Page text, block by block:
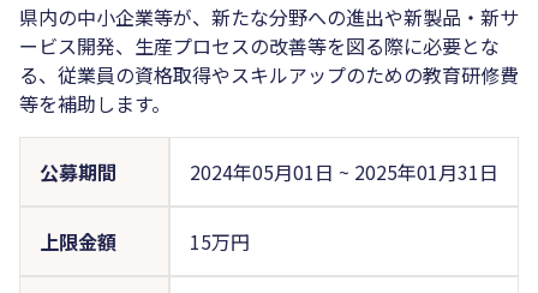
県内の中小企業等が、新たな分野への進出や新製品・新サ
ービス開発、生産プロセスの改善等を図る際に必要とな
る、従業員の資格取得やスキルアップのための教育研修費
等を補助します。
公募期間 2024年05月01日 ~ 2025年01月31日
上限金額 15万円